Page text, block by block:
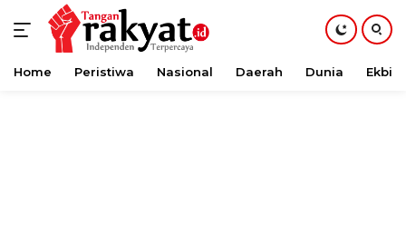
Langsung
Home Peristiwa Nasional Daerah Dunia Ekbis